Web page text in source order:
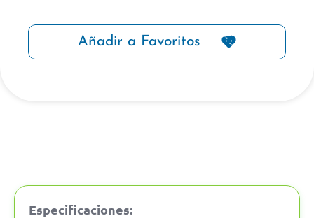
Añadir a Favoritos
Especificaciones: